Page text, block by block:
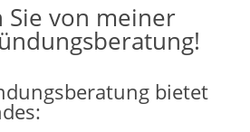
von meiner
bietet